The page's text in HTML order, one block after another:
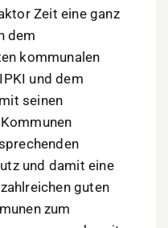
Zeit eine ganz
dem
kommunalen
und dem
seinen
und damit eine
guten
zum